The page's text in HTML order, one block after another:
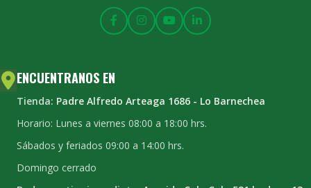
ENCUENTRANOS EN
Tienda: Padre Alfredo Arteaga 1686 - Lo Barnechea
Horario: Lunes a viernes 08:00 a 18:00 hrs.
Sábados y feriados 09:00 a 14:00 hrs.
Domingo cerrado